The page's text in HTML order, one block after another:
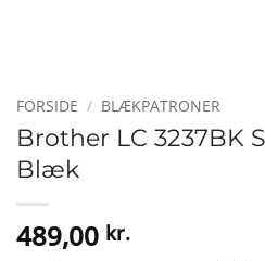
FORSIDE / BLÆKPATRONER
Brother LC 3237BK
Blæk
489,00 kr.